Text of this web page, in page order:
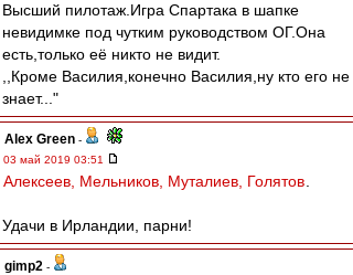
Высший пилотаж.Игра Спартака в шапке
невидимке под чутким руководством ОГ.Она
есть,только её никто не видит.
,,Кроме Василия,конечно Василия,ну кто его не
знает..."
Alex Green -
03 май 2019 03:51
Алексеев, Мельников, Муталиев, Голятов
Удачи в Ирландии, парни!
gimp2 -